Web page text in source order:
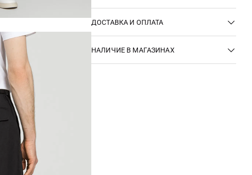
ДОСТАВКА И ОПЛАТА
НАЛИЧИЕ В МАГАЗИНАХ